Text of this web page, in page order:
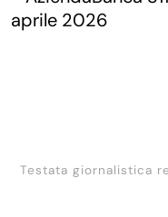
Testata giornalistica